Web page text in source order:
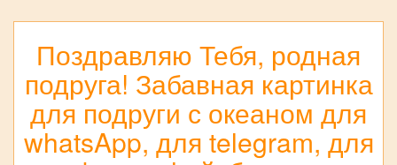
Поздравляю Тебя, родная
подруга! Забавная картинка
для подруги с океаном для
whatsApp, для telegram, для